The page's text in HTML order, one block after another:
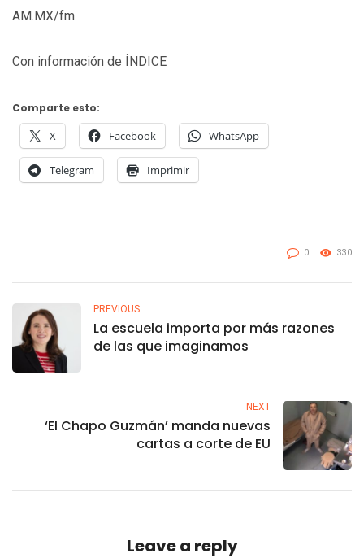
AM.MX/fm
Con información de ÍNDICE
Comparte esto:
X Facebook WhatsApp
Telegram Imprimir
0 330
PREVIOUS
La escuela importa por más razones
de las que imaginamos
NEXT
‘El Chapo Guzmán’ manda nuevas
cartas a corte de EU
Leave a reply